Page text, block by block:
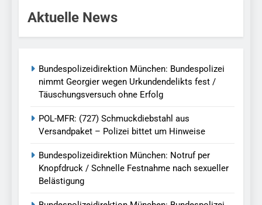
Aktuelle News
Bundespolizeidirektion München: Bundespolizei
nimmt Georgier wegen Urkundendelikts fest /
Täuschungsversuch ohne Erfolg
POL-MFR: (727) Schmuckdiebstahl aus
Versandpaket – Polizei bittet um Hinweise
Bundespolizeidirektion München: Notruf per
Knopfdruck / Schnelle Festnahme nach sexueller
Belästigung